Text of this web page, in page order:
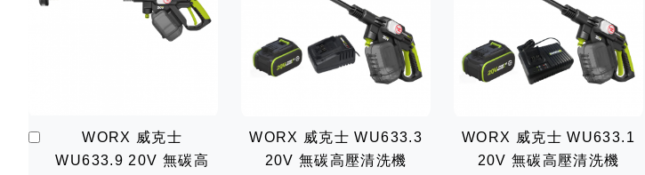
WORX 威克士
WU633.9 20V 無碳高
WORX 威克士 WU633.3
20V 無碳高壓清洗機
WORX 威克士 WU633.1
20V 無碳高壓清洗機